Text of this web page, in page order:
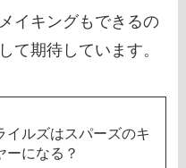
イキングもできるの
て期待しています。
イルズはスパーズのキ
ーになる？